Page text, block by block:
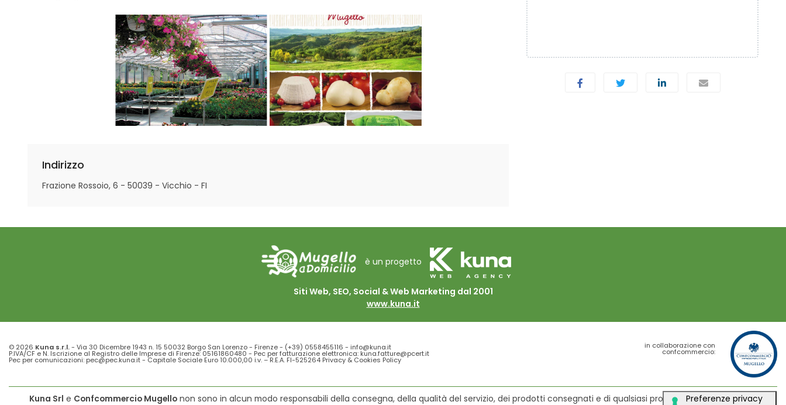
Indirizzo
Frazione Rossoio, 6 - 50039 - Vicchio - FI
è un progetto
Siti Web, SEO, Social & Web Marketing dal 2001
www.kuna.it
© 2026 Kuna s.r.l.- Via 30 Dicembre 1943 n. 15 50032 Borgo San Lorenzo - Firenze - (+39) 0558455116 - info@kuna.it
P.IVA/CF e N. Iscrizione al Registro delle Imprese di Firenze: 05161860480 - Pec per fatturazione elettronica: kuna.fatture@pcert.it
Pec per comunicazioni: pec@pec.kuna.it - Capitale Sociale Euro 10.000,00 i.v. – R.E.A. FI-525264 Privacy & Cookies Policy
in collaborazione con
confcommercio:
Kuna Srl e Confcommercio Mugello non sono in alcun modo responsabili della consegna, della qualità del servizio, dei prodotti consegnati e di qualsiasi problematica o disservizio.